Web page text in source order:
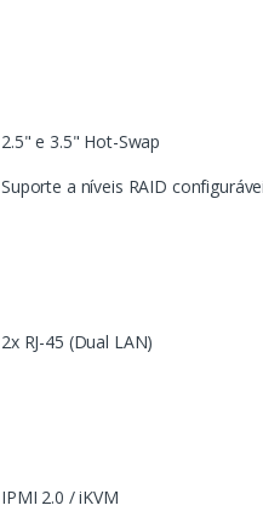
2.5" e 3.5" Hot-Swap
Suporte a níveis RAID
2x RJ-45 (Dual LAN)
IPMI 2.0 / iKVM